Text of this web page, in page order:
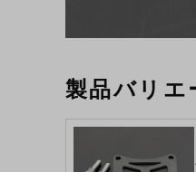
製品バリエ